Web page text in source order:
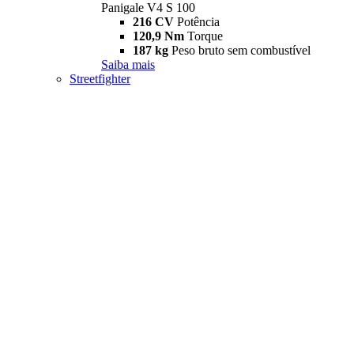
Panigale V4 S 100
216 CV Potência
120,9 Nm Torque
187 kg Peso bruto sem combustível
Saiba mais
Streetfighter